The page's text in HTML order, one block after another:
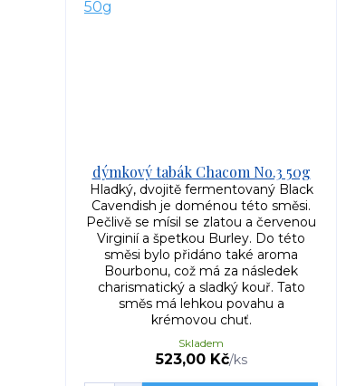
dýmkový tabák Chacom No.3 50g
Hladký, dvojitě fermentovaný Black
Cavendish je doménou této směsi.
Pečlivě se mísil se zlatou a červenou
Virginií a špetkou Burley. Do této
směsi bylo přidáno také aroma
Bourbonu, což má za následek
charismatický a sladký kouř. Tato
směs má lehkou povahu a
krémovou chuť.
523,00 Kč/ks
Skladem